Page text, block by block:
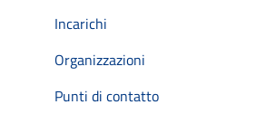
Incarichi
Organizzazioni
Punti di contatto